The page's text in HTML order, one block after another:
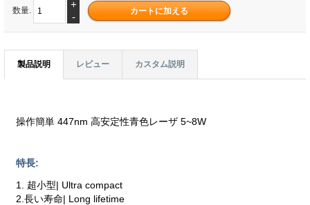
数量.
+
-
製品説明 レビュー カスタム説明
操作簡単 447nm 高安定性青色レーザ 5~8W
特長:
1. 超小型| Ultra compact
2.長い寿命| Long lifetime